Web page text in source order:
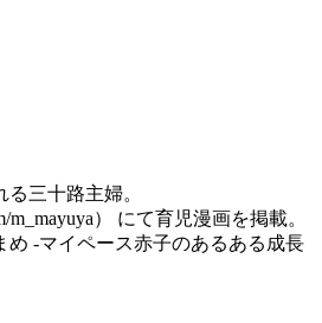
三十路主婦。
m_mayuya） にて育児漫画を掲載。
め -マイペース赤子のあるある成長